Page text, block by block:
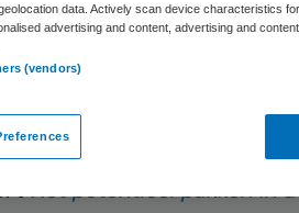
plaats. Ongetwijfeld zal
verwacht tekort van 80
aan bod komen.
presenteren wij, stichting
Het potentieel pakken in
data. Actively scan device characteristics
advertising and content, advertising and
(vendors)